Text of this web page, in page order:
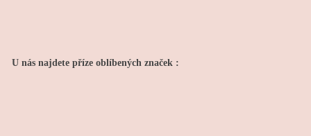
U nás najdete příze oblíbených značek :